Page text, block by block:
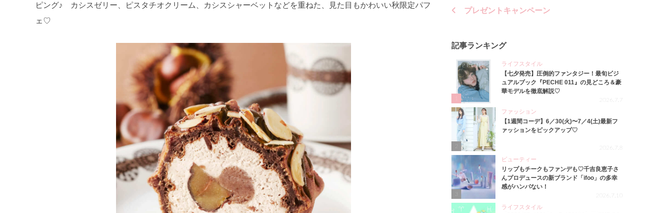
ピング♪ カシスゼリー、ピスタチオクリーム、カシスシャーベットなどを重ねた、見た目もかわいい秋限定パフ
ェ♡
プレゼントキャンペーン
記事ランキング
ライフスタイル
【七夕発売】圧倒的ファンタジー！最旬ビジ
ュアルブック『PECHE 011』の見どころ＆豪
華モデルを徹底解説♡
2026.7.7
ファッション
【1週間コーデ】6／30(火)〜7／4(土)最新フ
ァッションをピックアップ♡
2026.7.8
3
ビューティー
リップもチークもファンデも♡千吉良恵子さ
んプロデュースの新ブランド「ifoo」の多幸
感がハンパない！
2026.7.10
ライフスタイル